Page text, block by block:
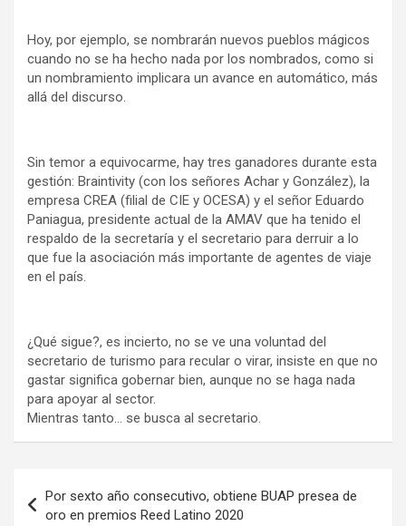
Hoy, por ejemplo, se nombrarán nuevos pueblos mágicos
cuando no se ha hecho nada por los nombrados, como si
un nombramiento implicara un avance en automático, más
allá del discurso.
Sin temor a equivocarme, hay tres ganadores durante esta
gestión: Braintivity (con los señores Achar y González), la
empresa CREA (filial de CIE y OCESA) y el señor Eduardo
Paniagua, presidente actual de la AMAV que ha tenido el
respaldo de la secretaría y el secretario para derruir a lo
que fue la asociación más importante de agentes de viaje
en el país.
¿Qué sigue?, es incierto, no se ve una voluntad del
secretario de turismo para recular o virar, insiste en que no
gastar significa gobernar bien, aunque no se haga nada
para apoyar al sector.
Mientras tanto… se busca al secretario.
de
Por sexto año consecutivo, obtiene BUAP presea de
oro en premios Reed Latino 2020